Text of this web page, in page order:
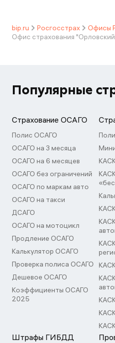
bip.ru Росгосстрах
Офисы
Офис страхования
Популярные
Страхование ОСАГО
Полис ОСАГО
ОСАГО на 3 месяца
ОСАГО на 6 месяцев
ОСАГО без ограничений
ОСАГО по маркам авто
ОСАГО на такси
ДСАГО
ОСАГО на мотоцикл
Продление ОСАГО
Калькулятор ОСАГО
Проверка полиса ОСАГО
Дешевое ОСАГО
Коэффициенты ОСАГО
2025
Штрафы ГИБДД